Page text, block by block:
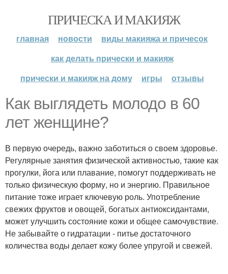
ПРИЧЕСКА И МАКИЯЖ
главная новости
виды макияжа и причесок
как делать прически и макияж
прически и макияж на дому
игры отзывы
Как выглядеть молодо в 60
лет женщине?
В первую очередь, важно заботиться о своем здоровье.
Регулярные занятия физической активностью, такие как
прогулки, йога или плавание, помогут поддерживать не
только физическую форму, но и энергию. Правильное
питание тоже играет ключевую роль. Употребление
свежих фруктов и овощей, богатых антиоксидантами,
может улучшить состояние кожи и общее самочувствие.
Не забывайте о гидратации - питье достаточного
количества воды делает кожу более упругой и свежей.